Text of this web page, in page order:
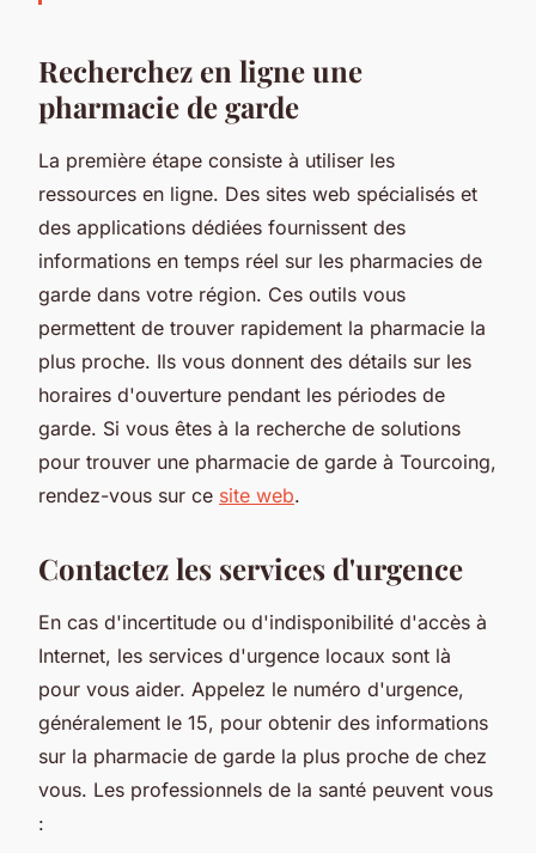
Recherchez en ligne une
pharmacie de garde
La première étape consiste à utiliser les
ressources en ligne. Des sites web spécialisés et
des applications dédiées fournissent des
informations en temps réel sur les pharmacies de
garde dans votre région. Ces outils vous
permettent de trouver rapidement la pharmacie la
plus proche. Ils vous donnent des détails sur les
horaires d'ouverture pendant les périodes de
garde. Si vous êtes à la recherche de solutions
pour trouver une pharmacie de garde à Tourcoing,
rendez-vous sur ce site web.
Contactez les services d'urgence
En cas d'incertitude ou d'indisponibilité d'accès à
Internet, les services d'urgence locaux sont là
pour vous aider. Appelez le numéro d'urgence,
généralement le 15, pour obtenir des informations
sur la pharmacie de garde la plus proche de chez
vous. Les professionnels de la santé peuvent vous
: